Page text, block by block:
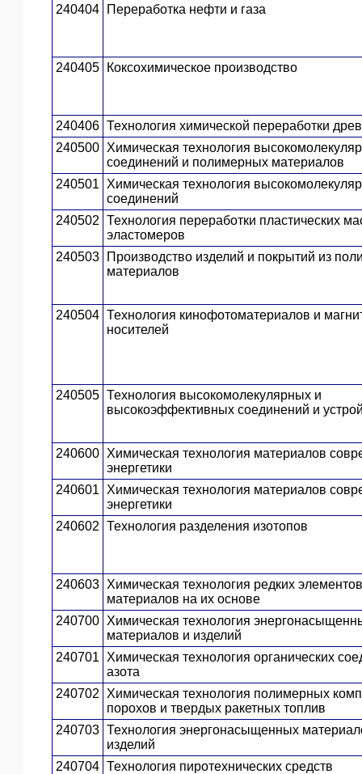
240404
Переработка нефти и газа
240405 Коксохимическое производство
240406 Технология химической переработки
240500 Химическая технология
соединений и полимерных материалов
240501
Химическая технология
соединений
240502 Технология переработки пластических
эластомеров
240503
Производство изделий и покрытий из
материалов
240504 Технология кинофотоматериалов и
носителей
240505 Технология высокомолекулярных и
высокоэффективных соединений и
240600 Химическая технология материалов
энергетики
240601
Химическая технология материалов
энергетики
240602 Технология разделения изотопов
240603 Химическая технология редких
материалов на их основе
240700 Химическая технология
материалов и изделий
240701
Химическая технология органических
азота
240702
Химическая технология полимерных
порохов и твердых ракетных топлив
240703 Технология энергонасыщенных
изделий
240704 Технология пиротехнических средств